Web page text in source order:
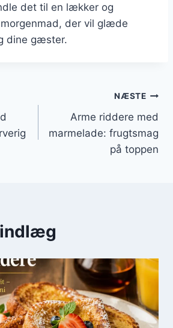
det til en lækker og
der vil glæde
dine gæster.
NÆSTE
Arme riddere med
marmelade: frugtsmag
på toppen